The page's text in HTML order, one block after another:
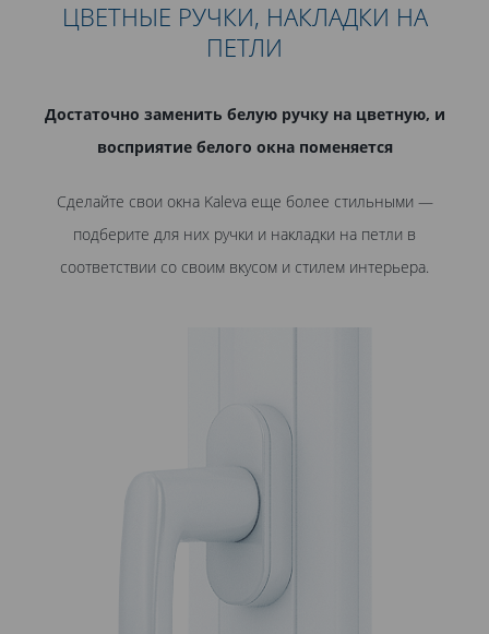
ЦВЕТНЫЕ РУЧКИ, НАКЛАДКИ НА
ПЕТЛИ
Достаточно заменить белую ручку на цветную, и
восприятие белого окна поменяется
Сделайте свои окна Kaleva еще более стильными —
подберите для них ручки и накладки на петли в
соответствии со своим вкусом и стилем интерьера.